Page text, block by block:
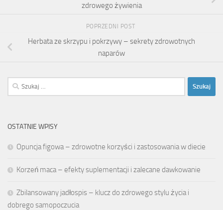
zdrowego żywienia
POPRZEDNI POST
Herbata ze skrzypu i pokrzywy – sekrety zdrowotnych
naparów
Szukaj:
OSTATNIE WPISY
Opuncja figowa – zdrowotne korzyści i zastosowania w diecie
Korzeń maca – efekty suplementacji i zalecane dawkowanie
Zbilansowany jadłospis – klucz do zdrowego stylu życia i
dobrego samopoczucia